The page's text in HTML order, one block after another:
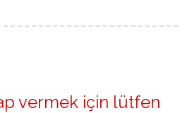
vermek için lütfen